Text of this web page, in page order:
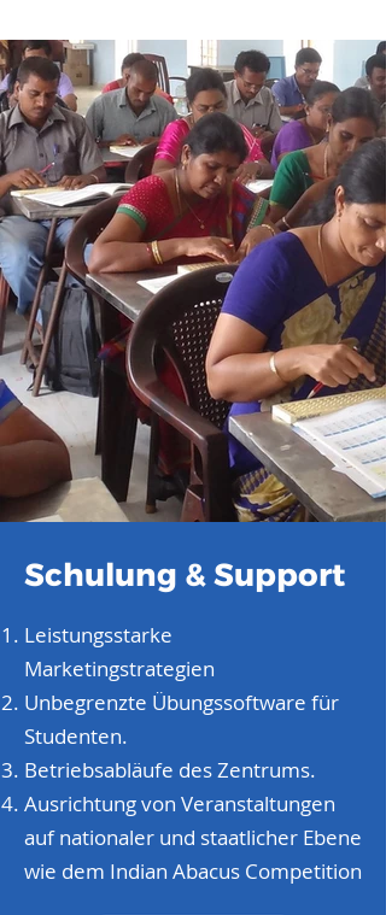
Schulung & Support
Leistungsstarke
Marketingstrategien
Unbegrenzte Übungssoftware für
Studenten.
Betriebsabläufe des Zentrums.
Ausrichtung von Veranstaltungen
auf nationaler und staatlicher Ebene
wie dem Indian Abacus Competition